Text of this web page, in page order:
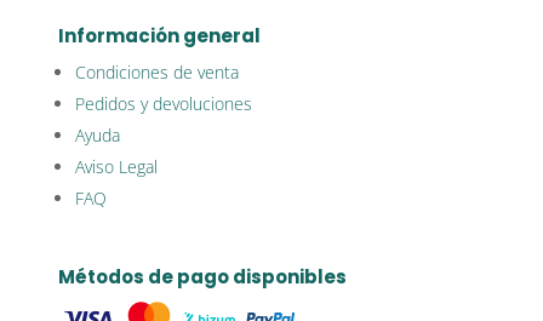
Información general
Condiciones de venta
Pedidos y devoluciones
Ayuda
Aviso Legal
FAQ
Métodos de pago disponibles